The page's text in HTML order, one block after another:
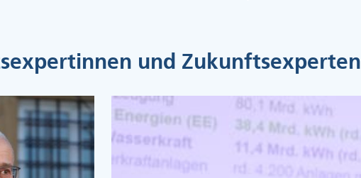
und Zukunftsexperten